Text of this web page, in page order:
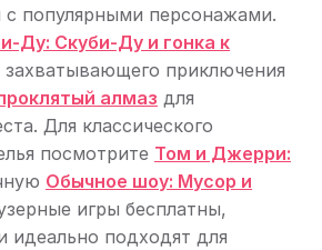
популярными персонажами.
Ду: Скуби-Ду и гонка к
захватывающего приключения
алмаз для
Для классического
посмотрите Том и Джерри:
Обычное шоу: Мусор и
игры бесплатны,
идеально подходят для